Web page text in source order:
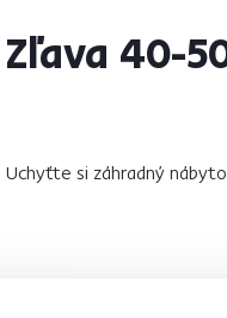
Zľava 40-
Uchyťte si záhradný